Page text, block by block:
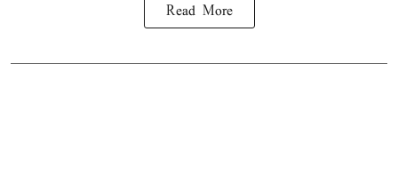
Read More